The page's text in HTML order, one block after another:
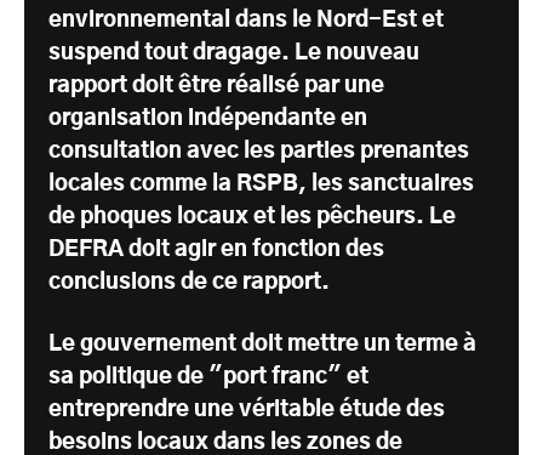
environnemental dans le Nord-Est et
suspend tout dragage. Le nouveau
rapport doit être réalisé par une
organisation indépendante en
consultation avec les parties prenantes
locales comme la RSPB, les sanctuaires
de phoques locaux et les pêcheurs. Le
DEFRA doit agir en fonction des
conclusions de ce rapport.
Le gouvernement doit mettre un terme à
sa politique de "port franc" et
entreprendre une véritable étude des
besoins locaux dans les zones de